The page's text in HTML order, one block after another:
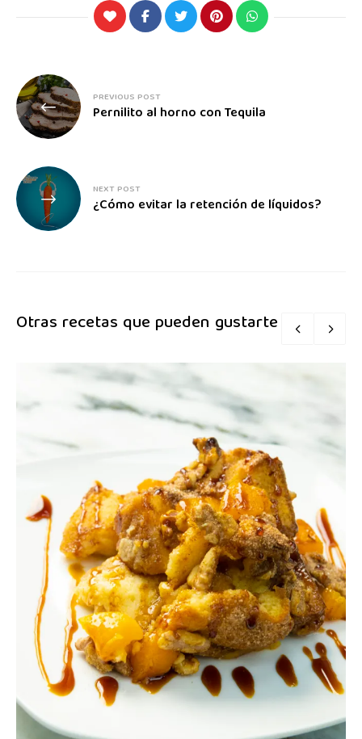
PREVIOUS POST
Pernilito al horno con Tequila
NEXT POST
¿Cómo evitar la retención de líquidos?
Otras recetas que pueden gustarte